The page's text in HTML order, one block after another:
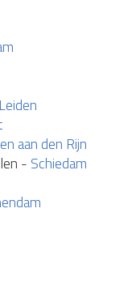
Leiden
aan den Rijn
- Schiedam